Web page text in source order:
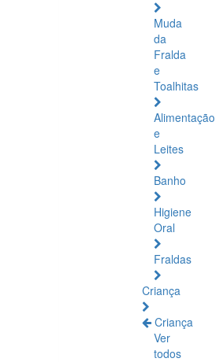
Muda
da
Fralda
e
Toalhitas
Alimentação
e
Leites
Banho
Higiene
Oral
Fraldas
Criança
Criança
Ver
todos